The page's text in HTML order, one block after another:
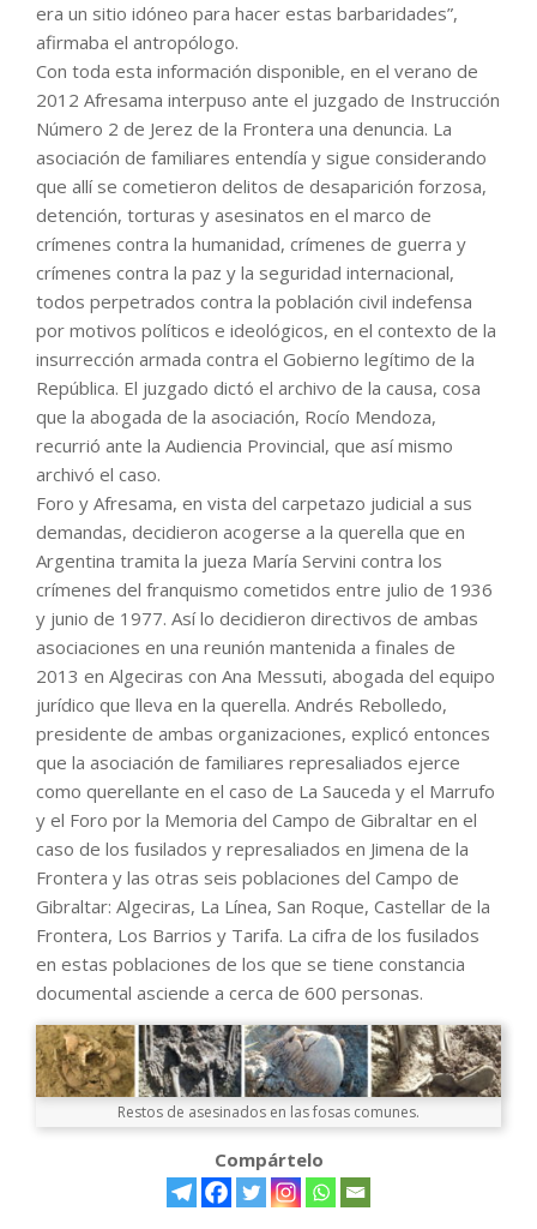
era un sitio idóneo para hacer estas barbaridades”,
afirmaba el antropólogo.
Con toda esta información disponible, en el verano de
2012 Afresama interpuso ante el juzgado de Instrucción
Número 2 de Jerez de la Frontera una denuncia. La
asociación de familiares entendía y sigue considerando
que allí se cometieron delitos de desaparición forzosa,
detención, torturas y asesinatos en el marco de
crímenes contra la humanidad, crímenes de guerra y
crímenes contra la paz y la seguridad internacional,
todos perpetrados contra la población civil indefensa
por motivos políticos e ideológicos, en el contexto de la
insurrección armada contra el Gobierno legítimo de la
República. El juzgado dictó el archivo de la causa, cosa
que la abogada de la asociación, Rocío Mendoza,
recurrió ante la Audiencia Provincial, que así mismo
archivó el caso.
Foro y Afresama, en vista del carpetazo judicial a sus
demandas, decidieron acogerse a la querella que en
Argentina tramita la jueza María Servini contra los
crímenes del franquismo cometidos entre julio de 1936
y junio de 1977. Así lo decidieron directivos de ambas
asociaciones en una reunión mantenida a finales de
2013 en Algeciras con Ana Messuti, abogada del equipo
jurídico que lleva en la querella. Andrés Rebolledo,
presidente de ambas organizaciones, explicó entonces
que la asociación de familiares represaliados ejerce
como querellante en el caso de La Sauceda y el Marrufo
y el Foro por la Memoria del Campo de Gibraltar en el
caso de los fusilados y represaliados en Jimena de la
Frontera y las otras seis poblaciones del Campo de
Gibraltar: Algeciras, La Línea, San Roque, Castellar de la
Frontera, Los Barrios y Tarifa. La cifra de los fusilados
en estas poblaciones de los que se tiene constancia
documental asciende a cerca de 600 personas.
Restos de asesinados en las fosas comunes.
Compártelo